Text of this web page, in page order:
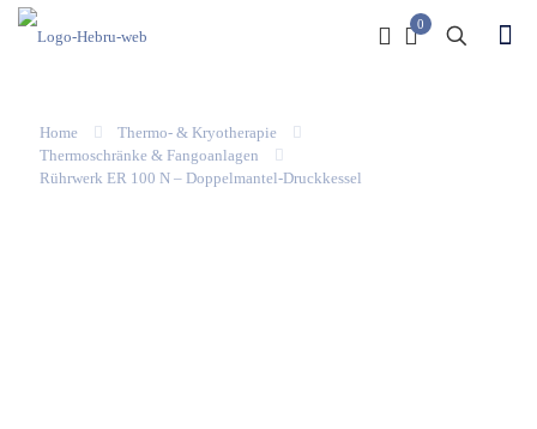
0
Home
Thermo- & Kryotherapie
Thermoschränke & Fangoanlagen
Rührwerk ER 100 N – Doppelmantel-Druckkessel